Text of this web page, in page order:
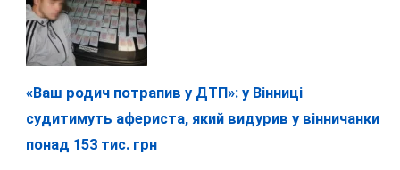
«Ваш родич потрапив у ДТП»: у Вінниці
судитимуть афериста, який видурив у вінничанки
понад 153 тис. грн